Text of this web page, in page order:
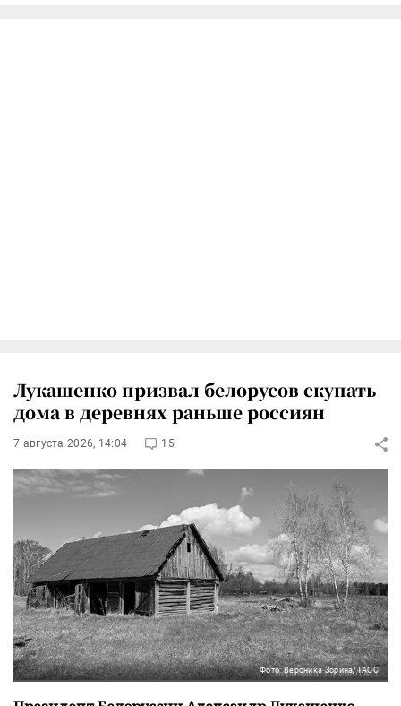
Лукашенко призвал белорусов скупать
дома в деревнях раньше россиян
7 августа 2026, 14:04 15
Фото: Вероника Зорина/ТАСС